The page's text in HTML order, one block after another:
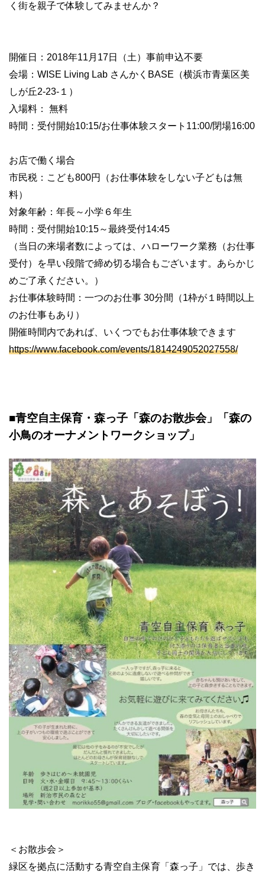
く街を親子で体験してみませんか？
開催日：2018年11月17日（土）事前申込不要
会場：WISE Living Lab さんかくBASE（横浜市青葉区美
しが丘2-23-１）
入場料： 無料
時間：受付開始10:15/お仕事体験スタート11:00/閉場16:00
お店で働く場合
市民税：こども800円（お仕事体験をしない子どもは無
料）
対象年齢：年長～小学６年生
時間：受付開始10:15～最終受付14:45
（当日の来場者数によっては、ハローワーク業務（お仕事
受付）を早い段階で締め切る場合もございます。あらかじ
めご了承ください。）
お仕事体験時間：一つのお仕事 30分間（1枠が１時間以上
のお仕事もあり）
開催時間内であれば、いくつでもお仕事体験できます
https://www.facebook.com/events/1814249052027558/
■青空自主保育・森っ子「森のお散歩会」「森の
小鳥のオーナメントワークショップ」
＜お散歩会＞
緑区を拠点に活動する青空自主保育「森っ子」では、歩き